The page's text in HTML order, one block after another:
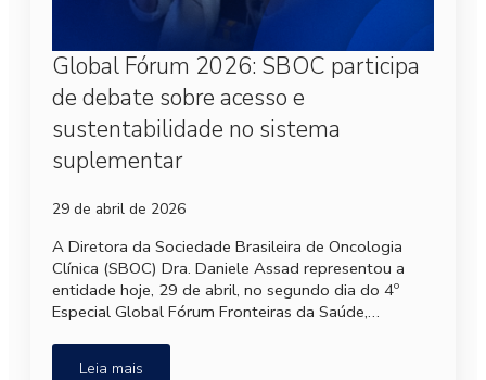
Global Fórum 2026: SBOC participa
de debate sobre acesso e
sustentabilidade no sistema
suplementar
29 de abril de 2026
A Diretora da Sociedade Brasileira de Oncologia
Clínica (SBOC) Dra. Daniele Assad representou a
entidade hoje, 29 de abril, no segundo dia do 4º
Especial Global Fórum Fronteiras da Saúde,…
Leia mais